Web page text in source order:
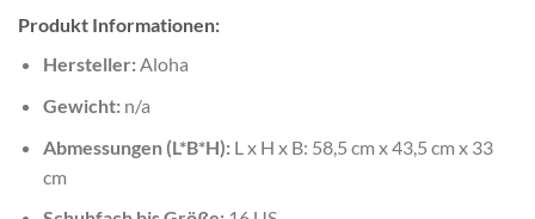
Produkt Informationen:
Hersteller:Aloha
Gewicht:n/a
Abmessungen (L*B*H):L x H x B: 58,5 cm x 43,5 cm x 33
cm